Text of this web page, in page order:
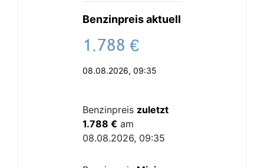
Benzinpreis aktuell
. €
08.08.2026, 09:35
Benzinpreis zuletzt
1.788 € am
08.08.2026, 09:35